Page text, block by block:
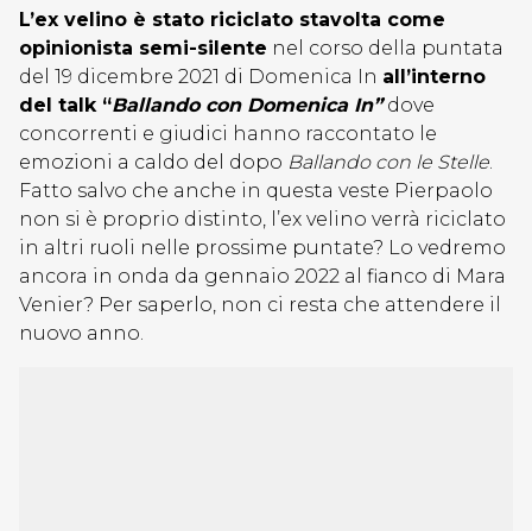
L’ex velino è stato riciclato stavolta come
opinionista semi-silente nel corso della puntata
del 19 dicembre 2021 di Domenica In all’interno
del talk “Ballando con Domenica In”dove
concorrenti e giudici hanno raccontato le
emozioni a caldo del dopo Ballando con le Stelle.
Fatto salvo che anche in questa veste Pierpaolo
non si è proprio distinto, l’ex velino verrà riciclato
in altri ruoli nelle prossime puntate? Lo vedremo
ancora in onda da gennaio 2022 al fianco di Mara
Venier? Per saperlo, non ci resta che attendere il
nuovo anno.